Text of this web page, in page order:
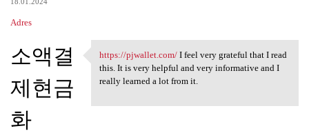
Adres
소액결
제현금
화
https://pjwallet.com/ I feel
https://pjwallet.com/I feel very grateful that I read
this. It is very helpful and very informative and I
really learned a lot from it.